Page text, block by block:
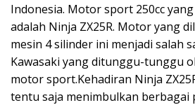
Indonesia. Motor sport 250cc
adalah Ninja ZX25R. Motor yang
mesin 4 silinder ini menjadi salah
Kawasaki yang ditunggu-tunggu
motor sport.Kehadiran Ninja
tentu saja menimbulkan berbagai